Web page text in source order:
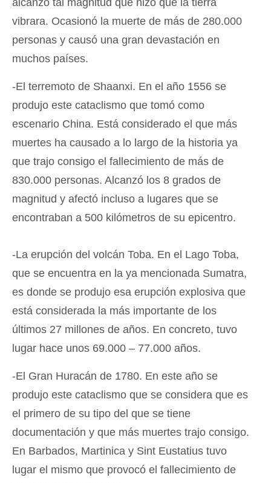
alcanzó tal magnitud que hizo que la tierra
vibrara. Ocasionó la muerte de más de 280.000
personas y causó una gran devastación en
muchos países.
-El terremoto de Shaanxi. En el año 1556 se
produjo este cataclismo que tomó como
escenario China. Está considerado el que más
muertes ha causado a lo largo de la historia ya
que trajo consigo el fallecimiento de más de
830.000 personas. Alcanzó los 8 grados de
magnitud y afectó incluso a lugares que se
encontraban a 500 kilómetros de su epicentro.
-La erupción del volcán Toba. En el Lago Toba,
que se encuentra en la ya mencionada Sumatra,
es donde se produjo esa erupción explosiva que
está considerada la más importante de los
últimos 27 millones de años. En concreto, tuvo
lugar hace unos 69.000 – 77.000 años.
-El Gran Huracán de 1780. En este año se
produjo este cataclismo que se considera que es
el primero de su tipo del que se tiene
documentación y que más muertes trajo consigo.
En Barbados, Martinica y Sint Eustatius tuvo
lugar el mismo que provocó el fallecimiento de